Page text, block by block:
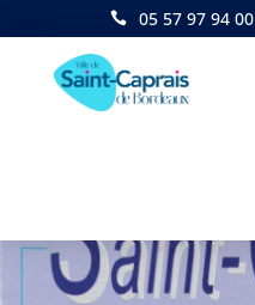
05 57 97 94 00